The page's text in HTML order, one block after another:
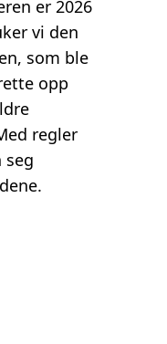
er 2026
vi den
som ble
opp
regler
seg